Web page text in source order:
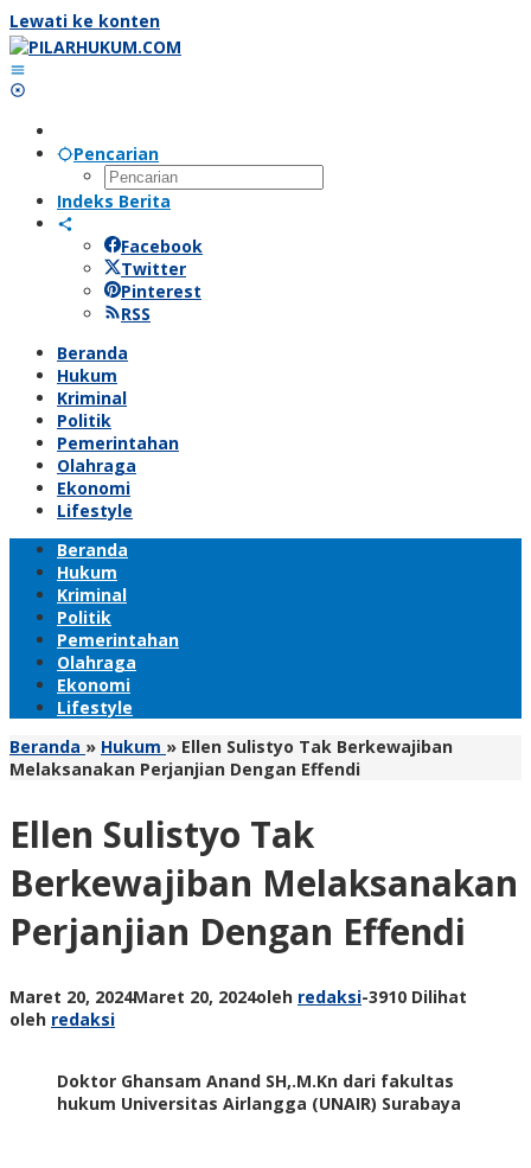
Lewati ke konten
Pencarian
Indeks Berita
Facebook
Twitter
Pinterest
RSS
Beranda
Hukum
Kriminal
Politik
Pemerintahan
Olahraga
Ekonomi
Lifestyle
Beranda
Hukum
Kriminal
Politik
Pemerintahan
Olahraga
Ekonomi
Lifestyle
Beranda » Hukum » Ellen Sulistyo Tak Berkewajiban
Melaksanakan Perjanjian Dengan Effendi
Ellen Sulistyo Tak
Berkewajiban Melaksanakan
Perjanjian Dengan Effendi
Maret 20, 2024Maret 20, 2024oleh redaksi-3910 Dilihat
oleh redaksi
Doktor Ghansam Anand SH,.M.Kn dari fakultas
hukum Universitas Airlangga (UNAIR) Surabaya